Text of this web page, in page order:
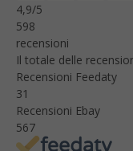
4,9/5
598
recensioni
Il totale delle
Recensioni Feedaty
31
Recensioni Ebay
567